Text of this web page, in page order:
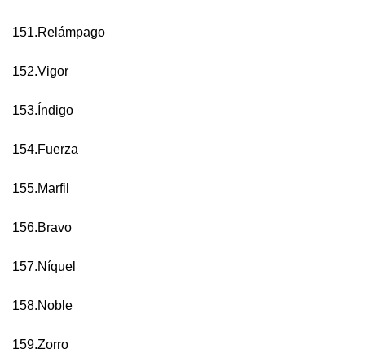
151.Relámpago
152.Vigor
153.Índigo
154.Fuerza
155.Marfil
156.Bravo
157.Níquel
158.Noble
159.Zorro